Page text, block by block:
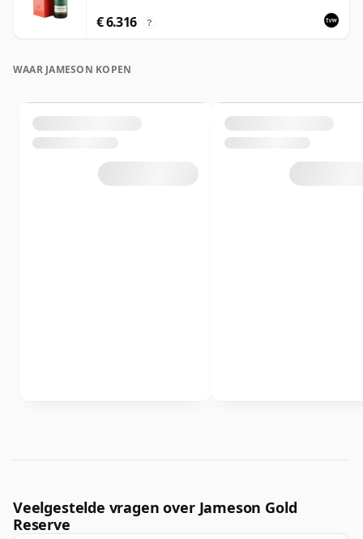
€ 6.316
?
WAAR JAMESON KOPEN
Veelgestelde vragen over Jameson Gold
Reserve